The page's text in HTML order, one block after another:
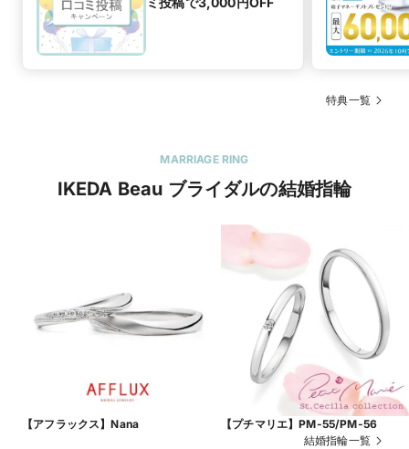
特典一覧
MARRIAGE RING
IKEDA Beau ブライダルの結婚指輪
【アフラックス】Nana
【プチマリエ】PM-55/PM-56
結婚指輪一覧